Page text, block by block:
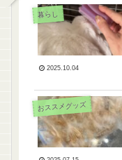
暮らし
2025.10.04
おススメグッズ